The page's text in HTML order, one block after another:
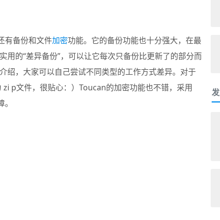
有备份和文件加密功能。它的备份功能也十分强大，在最
用的“差异备份”，可以让它每次只备份比更新了的部分而
绍，大家可以自己尝试不同类型的工作方式差异。对于
p文件，很贴心：）Toucan的加密功能也不错，采用